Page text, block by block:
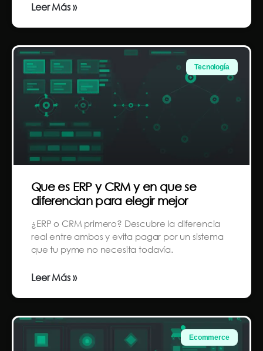
Leer Más »
Tecnología
Que es ERP y CRM y en que se
diferencian para elegir mejor
¿ERP o CRM primero? Descubre la diferencia
real entre ambos y evita pagar por un sistema
que tu pyme no necesita todavía.
Leer Más »
Ecommerce